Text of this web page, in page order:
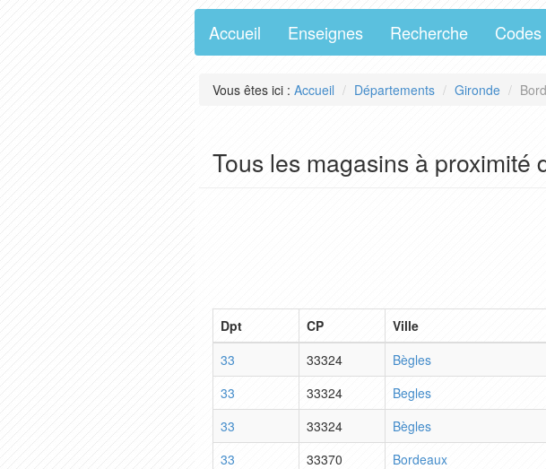
Accueil Enseignes Recherche
Vous êtes ici : Accueil Départements Gironde
Tous les magasins à proximité
Dpt CP Ville
33
33324 Bègles
33
33324 Begles
33
33324 Bègles
33
33370 Bordeaux